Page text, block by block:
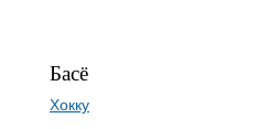
Басё
Хокку